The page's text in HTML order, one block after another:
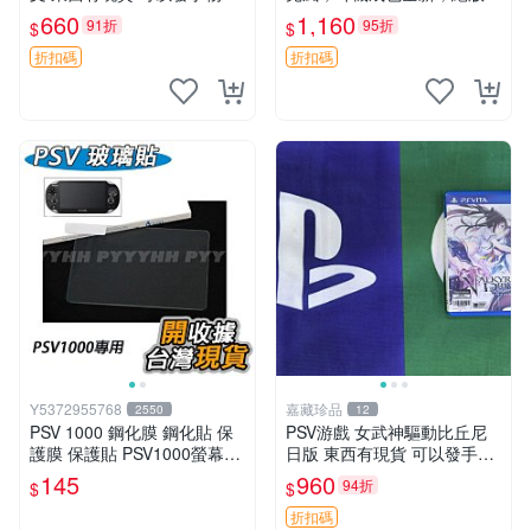
無質量問題售不退不換
$660 91折
折扣碼
物，具體看圖， 適合PSVITA
主機使用，音質好，帶麥方便
溝通， 東西有現貨 可以發手
$1,160 95折
折扣碼
Y5372955768 2550
PSV 1000 鋼化膜 鋼化貼 保
護膜 保護貼 PSV1000螢幕保
護膜 PSV1000鋼化玻璃膜 PS
V1000 貼
$145
嘉藏珍品 12
PSV游戲 女武神驅動比丘尼
日版 東西有現貨 可以發手物
品 無質量問題售不退不換
$960 94折
折扣碼